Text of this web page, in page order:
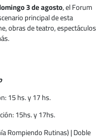
3 de agosto, el Forum
principal de esta
obras de teatro, espectáculos
15 hs. y 17 hs.
15hs. y 17hs.
Rompiendo Rutinas) | Doble